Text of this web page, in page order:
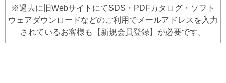
※過去に旧WebサイトにてSDS・PDFカタログ・ソフト
ウェアダウンロードなどのご利用でメールアドレスを入力
されているお客様も【新規会員登録】が必要です。